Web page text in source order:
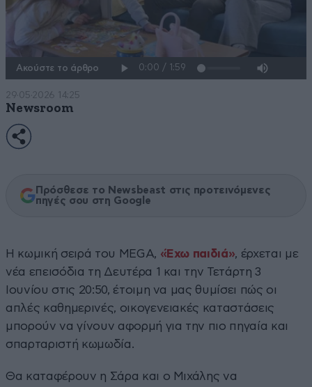
Ακούστε το άρθρο
29·05·2026 14:25
Newsroom
Πρόσθεσε το Newsbeast στις προτεινόμενες
πηγές σου στη Google
Η κωμική σειρά του MEGA, «Έχω παιδιά», έρχεται με
νέα επεισόδια τη Δευτέρα 1 και την Τετάρτη 3
Ιουνίου στις 20:50, έτοιμη να μας θυμίσει πώς οι
απλές καθημερινές, οικογενειακές καταστάσεις
μπορούν να γίνουν αφορμή για την πιο πηγαία και
σπαρταριστή κωμωδία.
Θα καταφέρουν η Σάρα και ο Μιχάλης να